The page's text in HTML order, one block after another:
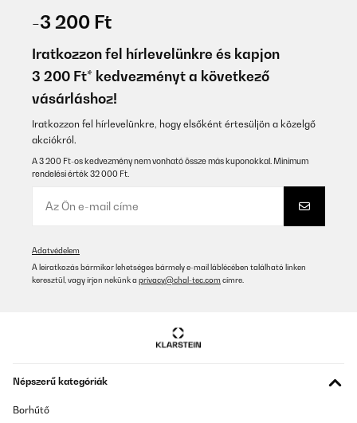
angekommen. Gerne wieder, vielen Dank!
Amazon-Benutzer
Fordítsd le
12/12/2025
ELLENŐRZÖTT ÉRTÉKELÉS
Great Dehumidifier, the best so far
Fordítsd le
-3 200 Ft
Iratkozzon fel hírlevelünkre és kapjon
3 200 Ft* kedvezményt a következő
vásárláshoz!
Iratkozzon fel hírlevelünkre, hogy elsőként értesüljön a közelgő
akciókról.
A 3 200 Ft-os kedvezmény nem vonható össze más kuponokkal. Minimum
rendelési érték 32 000 Ft.
Adatvédelem
A leiratkozás bármikor lehetséges bármely e-mail láblécében található linken
keresztül, vagy írjon nekünk a privacy@chal-tec.com címre.
Népszerű kategóriák
Borhűtő